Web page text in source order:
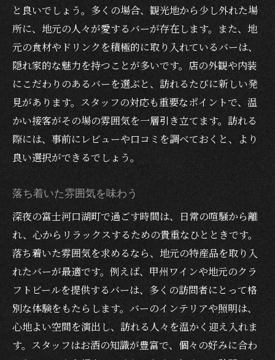
スタッフとの会話を楽しむ
初めてでも安心のバー体験
お酒の選び方のアドバイス
スタッフが教える地元の魅力
一人でも気軽に訪れることができる富士河口湖
町のおすすめバー
一人客歓迎のあたたかい雰囲気
一人でも居心地の良いバーの特徴
一人飲み初心者へのヒント
一人で訪れるのに最適なバー
リラックスできる一人飲みの楽しみ方
一人でも楽しいひとときを
湖畔の美しい夜景を満喫できる富士河口湖町の
バー
湖畔の夜景を眺める絶景スポット
夜景と共に贅沢な時間を過ごす
湖畔のバーならではの楽しみ方
と良いでしょう。多くの場合、観光地から少し外れた場
所に、地元の人々が愛するバーが存在します。また、地
元の食材やドリンクを積極的に取り入れているバーは、
隠れ家的な魅力を持つことが多いです。店の外観や内装
にこだわりのあるバーを選ぶと、訪れるたびに新しい発
見があります。スタッフの対応も重要なポイントで、温
かい接客がその場の雰囲気を一層引き立てます。訪れる
際には、事前にレビューや口コミを調べておくと、より
良い選択ができるでしょう。
落ち着いた雰囲気を味わう
深夜の富士河口湖町で過ごす時間は、日常の喧騒から離
れ、心からリラックスするための貴重なひとときです。
落ち着いた雰囲気を求めるなら、地元の特産品を取り入
れたバーが最適です。例えば、甲州ワインや地元のクラ
フトビールを提供するバーは、多くの訪問者にとって格
別な体験をもたらします。バーのインテリアや照明は、
心地よい空間を演出し、訪れる人々を温かく迎え入れま
す。スタッフはお酒の知識が豊富で、個々の好みに合わ